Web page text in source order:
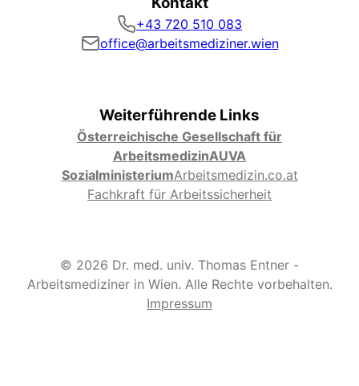
+43 720 510 083
office@arbeitsmediziner.wien
Weiterführende Links
Österreichische Gesellschaft für
ArbeitsmedizinAUVA
SozialministeriumArbeitsmedizin.co.at
Fachkraft für Arbeitssicherheit
© 2026 Dr. med. univ. Thomas Entner -
Arbeitsmediziner in Wien. Alle Rechte vorbehalten.
Impressum